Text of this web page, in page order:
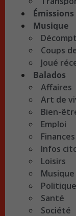
Émissions
Musique
Coups
Joué
Balados
Affaires
Art de
Bien-
Emploi
Finances
Infos
Loisirs
Musique
Politique
Santé
Société